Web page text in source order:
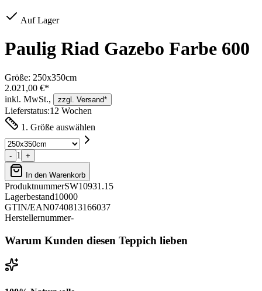
Auf Lager
Paulig Riad Gazebo Farbe 600
Größe: 250x350cm
2.021,00 €*
inkl. MwSt.,
zzgl. Versand*
Lieferstatus:12 Wochen
1. Größe auswählen
- 1 +
In den Warenkorb
ProduktnummerSW10931.15
Lagerbestand10000
GTIN/EAN0740813166037
Herstellernummer-
Warum Kunden diesen Teppich lieben